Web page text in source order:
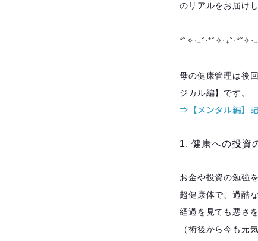
のリアルをお届けし
母の健康管理は後
ジカル編】です。
⇒【メンタル編】
1. 健康への投資
お金や投資の勉強
超健康体で、過酷
経過を見ても悪さ
（術後から今も元